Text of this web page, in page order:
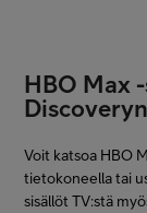
HBO Max
Voit katsoa HBO
tietokoneella tai
sisällöt TV:stä